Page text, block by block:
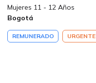
Mujeres 11 - 12 Años
Bogotá
REMUNERADO URGENTE